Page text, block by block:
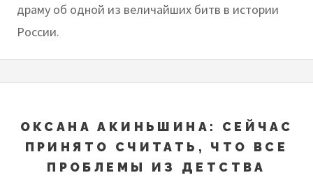
драму об одной из величайших битв в истории
России.
ОКСАНА АКИНЬШИНА: СЕЙЧАС
ПРИНЯТО СЧИТАТЬ, ЧТО ВСЕ
ПРОБЛЕМЫ ИЗ ДЕТСТВА